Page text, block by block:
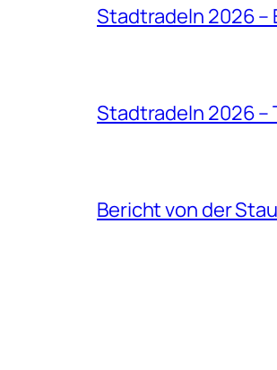
Stadtradeln 2026 –
Stadtradeln 2026 –
Bericht von der